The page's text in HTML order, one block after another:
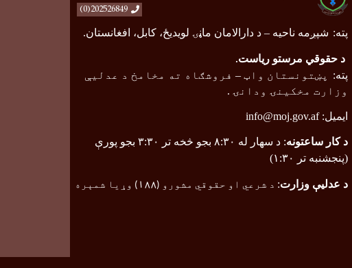
202526849(0)
پته: شپږمه ناحیه – د دارالامان ماڼۍ لویدیځ، کابل، افغانستان.
د حقوقي مرستو ریاست.
پته: پښتونستان واټ – فروشګاه ته مخامخ د عدلیې
وزارت مخکینۍ ودانۍ .
ایمیل:info@moj.gov.af
د کار ساعتونه
: د سهار له ۸:۳۰ بجو څخه تر ۳:۳۰ بجو پورې
(پنجشنبه تر ۱:۳۰)
د عدلیې وزارت: د شرعي او حقوقي مشورو (۱۸۸ ) وړیا شمېره